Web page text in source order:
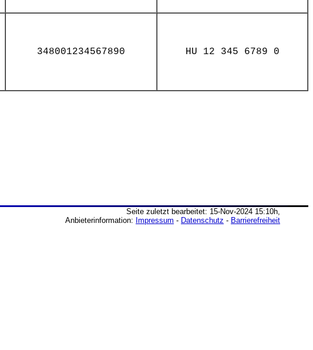
348001234567890 HU 12 345 6789 0
Seite zuletzt bearbeitet: 15-Nov-2024 15:10h,
Anbieterinformation: Impressum - Datenschutz - Barrierefreiheit